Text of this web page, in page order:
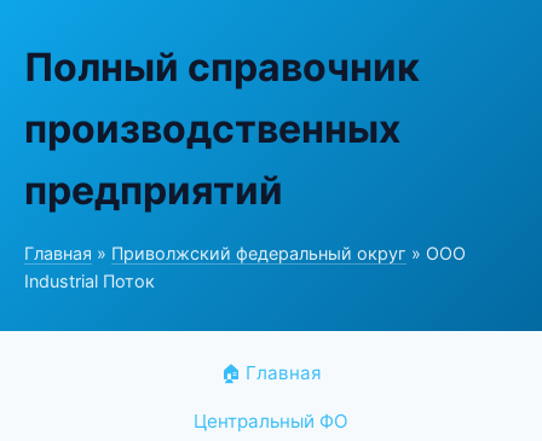
Полный справочник
производственных
предприятий
Главная » Приволжский федеральный округ » ООО
Industrial Поток
🏠 Главная
Центральный ФО